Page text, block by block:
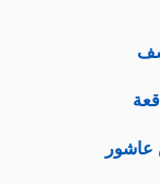
عاشور